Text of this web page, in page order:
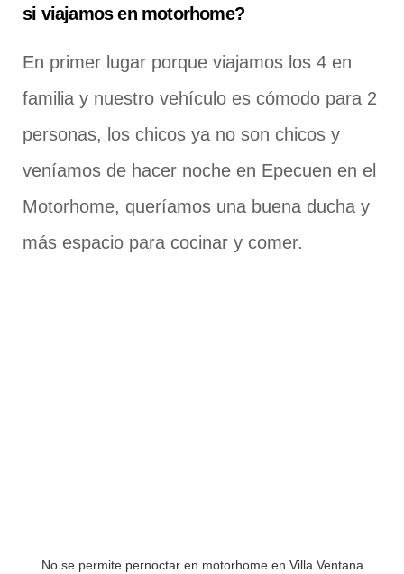
si viajamos en motorhome?
En primer lugar porque viajamos los 4 en
familia y nuestro vehículo es cómodo para 2
personas, los chicos ya no son chicos y
veníamos de hacer noche en Epecuen en el
Motorhome, queríamos una buena ducha y
más espacio para cocinar y comer.
No se permite pernoctar en motorhome en Villa Ventana